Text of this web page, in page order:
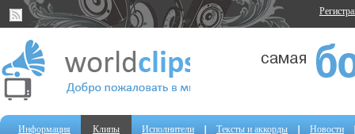
Информация Клипы Исполнители Тексты и аккорды Новости